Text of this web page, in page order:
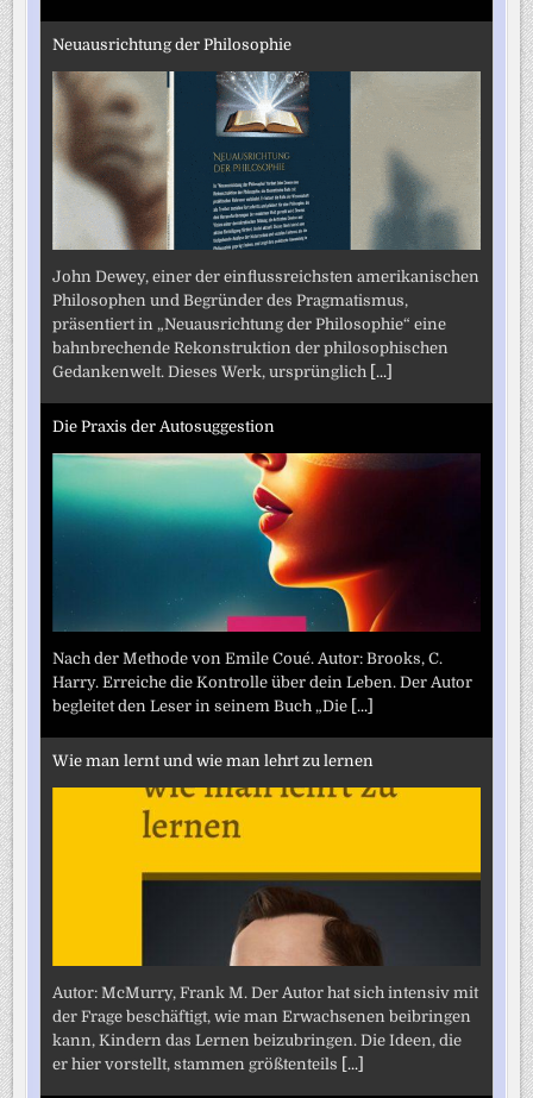
Neuausrichtung der Philosophie
John Dewey, einer der einflussreichsten amerikanischen
Philosophen und Begründer des Pragmatismus,
präsentiert in „Neuausrichtung der Philosophie“ eine
bahnbrechende Rekonstruktion der philosophischen
Gedankenwelt. Dieses Werk, ursprünglich [...]
Die Praxis der Autosuggestion
Nach der Methode von Emile Coué. Autor: Brooks, C.
Harry. Erreiche die Kontrolle über dein Leben. Der Autor
begleitet den Leser in seinem Buch „Die [...]
Wie man lernt und wie man lehrt zu lernen
Autor: McMurry, Frank M. Der Autor hat sich intensiv mit
der Frage beschäftigt, wie man Erwachsenen beibringen
kann, Kindern das Lernen beizubringen. Die Ideen, die
er hier vorstellt, stammen größtenteils [...]